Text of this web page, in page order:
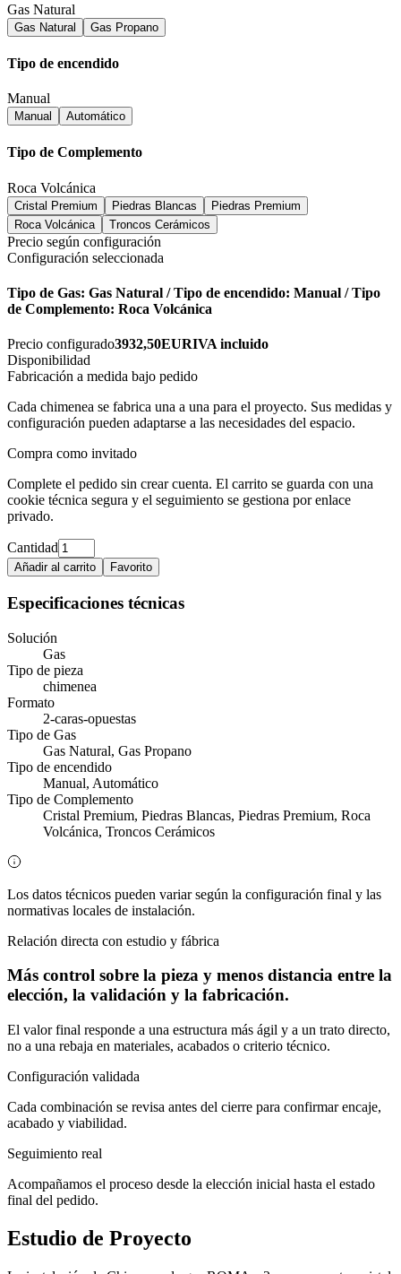
Gas Natural
Gas Natural Gas Propano
Tipo de encendido
Manual
Manual Automático
Tipo de Complemento
Roca Volcánica
Cristal Premium Piedras Blancas
Piedras Premium
Roca Volcánica
Troncos Cerámicos
Precio según configuración
Configuración seleccionada
Tipo de Gas: Gas Natural / Tipo de encendido: Manual / Tipo
de Complemento: Roca Volcánica
Precio configurado3932,50EURIVA incluido
Disponibilidad
Fabricación a medida bajo pedido
Cada chimenea se fabrica una a una para el proyecto. Sus medidas y
configuración pueden adaptarse a las necesidades del espacio.
Compra como invitado
Complete el pedido sin crear cuenta. El carrito se guarda con una
cookie técnica segura y el seguimiento se gestiona por enlace
privado.
Cantidad
Añadir al carrito Favorito
Especificaciones técnicas
Solución
Gas
Tipo de pieza
chimenea
Formato
2-caras-opuestas
Tipo de Gas
Gas Natural, Gas Propano
Tipo de encendido
Manual, Automático
Tipo de Complemento
Cristal Premium, Piedras Blancas, Piedras Premium, Roca
Volcánica, Troncos Cerámicos
Los datos técnicos pueden variar según la configuración final y las
normativas locales de instalación.
Relación directa con estudio y fábrica
Más control sobre la pieza y menos distancia entre la
elección, la validación y la fabricación.
El valor final responde a una estructura más ágil y a un trato directo,
no a una rebaja en materiales, acabados o criterio técnico.
Configuración validada
Cada combinación se revisa antes del cierre para confirmar encaje,
acabado y viabilidad.
Seguimiento real
Acompañamos el proceso desde la elección inicial hasta el estado
final del pedido.
Estudio de Proyecto